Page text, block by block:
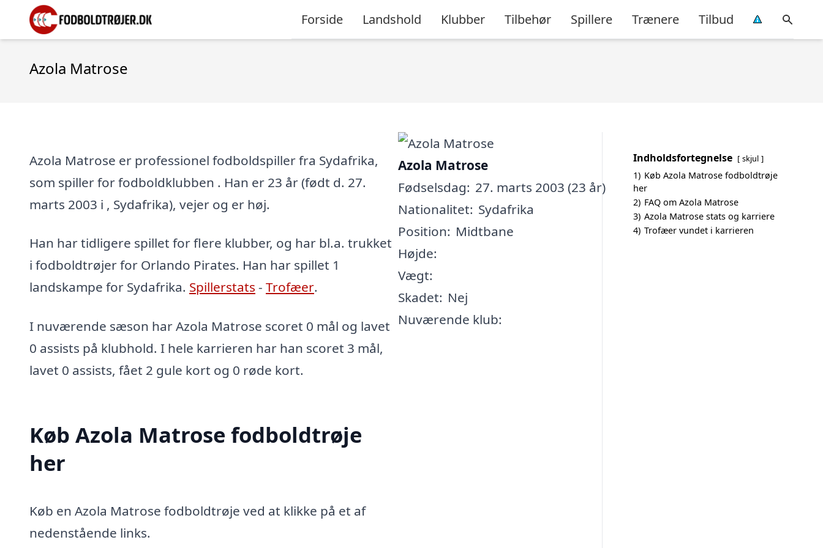
Forside Landshold Klubber Tilbehør Spillere Trænere Tilbud
Azola Matrose
Azola Matrose er professionel fodboldspiller fra Sydafrika,
som spiller for fodboldklubben . Han er 23 år (født d. 27.
marts 2003 i , Sydafrika), vejer og er høj.
Han har tidligere spillet for flere klubber, og har bl.a. trukket
i fodboldtrøjer for Orlando Pirates. Han har spillet 1
landskampe for Sydafrika. Spillerstats - Trofæer.
I nuværende sæson har Azola Matrose scoret 0 mål og lavet
0 assists på klubhold. I hele karrieren har han scoret 3 mål,
lavet 0 assists, fået 2 gule kort og 0 røde kort.
Køb Azola Matrose fodboldtrøje
her
Køb en Azola Matrose fodboldtrøje ved at klikke på et af
nedenstående links.
Azola Matrose
Fødselsdag: 27. marts 2003 (23 år)
Nationalitet: Sydafrika
Position: Midtbane
Højde:
Vægt:
Skadet: Nej
Nuværende klub:
Indholdsfortegnelse skjul
1) Køb Azola Matrose fodboldtrøje
her
2) FAQ om Azola Matrose
3) Azola Matrose stats og karriere
4) Trofæer vundet i karrieren